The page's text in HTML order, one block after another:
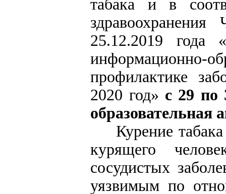
табака и в
25.12.2019 года
профилактике
2020 год» с 29 по
образовательная
Курение
курящего
сосудистых
уязвимым по